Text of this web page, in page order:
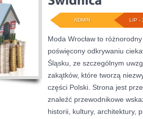
LIP -
ADMIN
Moda Wrocław to
poświęcony odkrywaniu
Śląsku, ze szczególnym
zakątków, które tworzą
części Polski. Strona jest
znaleźć przewodnikowe
historii, kultury, architektury,